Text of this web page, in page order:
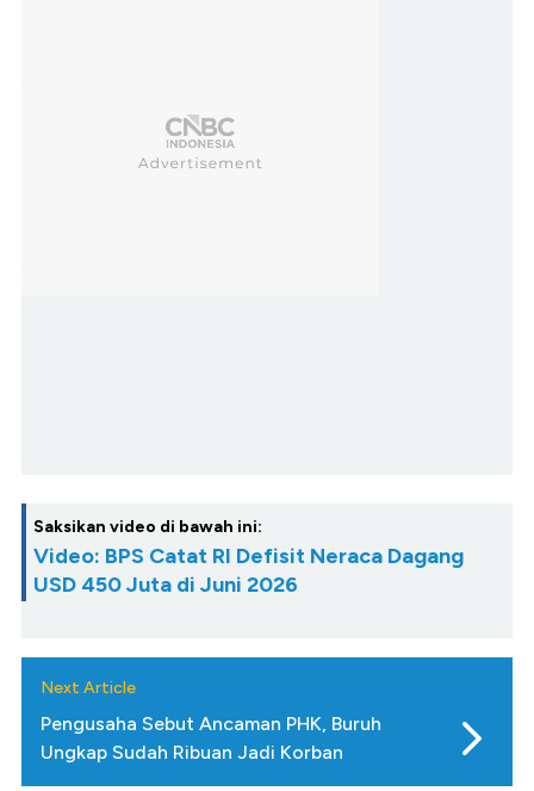
Saksikan video di bawah ini:
Video: BPS Catat RI Defisit Neraca Dagang
USD 450 Juta di Juni 2026
Next Article
Pengusaha Sebut Ancaman PHK, Buruh
Ungkap Sudah Ribuan Jadi Korban